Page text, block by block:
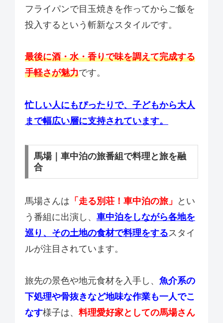
フライパンで目玉焼きを作ってからご飯を
投入するという斬新なスタイルです。
最後に酒・水・香りで味を調えて完成する
手軽さが魅力です。
忙しい人にもぴったりで、子どもから大人
まで幅広い層に支持されています。
馬場｜車中泊の旅番組で料理と旅を融
合
馬場さんは 「走る別荘！車中泊の旅」
とい
う番組に出演し、 車中泊をしながら各地を
巡り、その土地の食材で料理をするスタイ
ルが注目されています。
旅先の景色や地元食材を入手し、 魚介系の
下処理や骨抜きなど地味な作業も一人でこ
なす様子は、 料理愛好家としての馬場さん